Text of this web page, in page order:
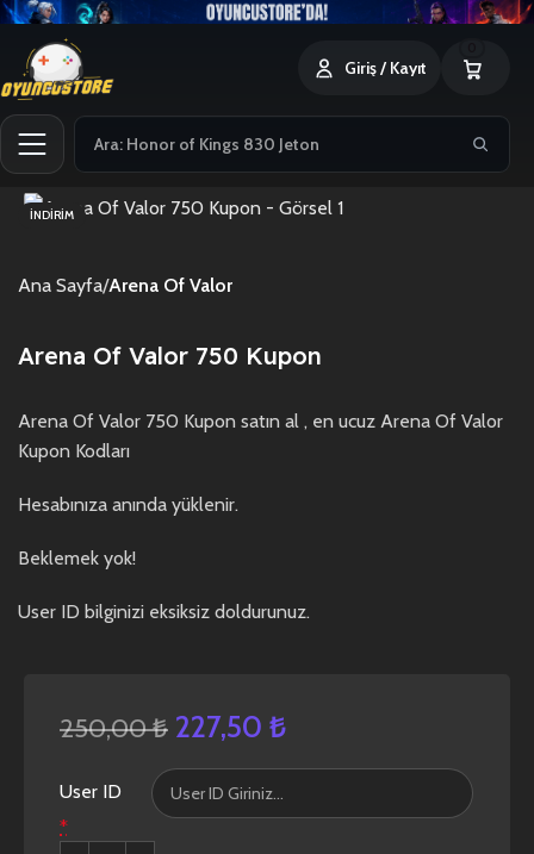
Giriş / Kayıt
İNDIRIM
Ana Sayfa Arena Of Valor
Arena Of Valor 750 Kupon
Arena Of Valor 750 Kupon satın al , en ucuz Arena Of Valor
Kupon Kodları
Hesabınıza anında yüklenir.
Beklemek yok!
User ID bilginizi eksiksiz doldurunuz.
250,00₺ 227,50 ₺
User ID
*